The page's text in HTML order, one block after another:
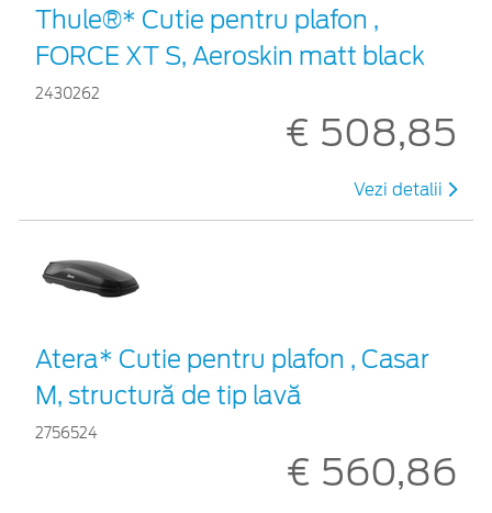
Thule®* Cutie pentru plafon ,
FORCE XT S, Aeroskin matt black
2430262
€ 508,85
Vezi detalii
Atera* Cutie pentru plafon , Casar
M, structură de tip lavă
2756524
€ 560,86